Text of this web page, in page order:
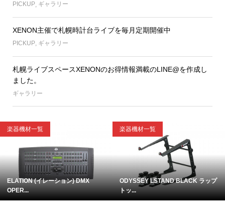
PICKUP, ギャラリー
XENON主催で札幌時計台ライブを毎月定期開催中
PICKUP, ギャラリー
札幌ライブスペースXENONのお得情報満載のLINE@を作成し
ました。
ギャラリー
楽器機材一覧
ELATION (イレーション) DMX
OPER...
楽器機材一覧
ODYSSEY LSTAND BLACK ラップ
トッ...